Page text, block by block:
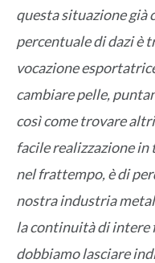
questa situazione già
percentuale di dazi è
vocazione
cambiare pelle,
così come trovare
facile realizzazione
nel frattempo, è di
nostra industria
la continuità di intere
dobbiamo lasciare